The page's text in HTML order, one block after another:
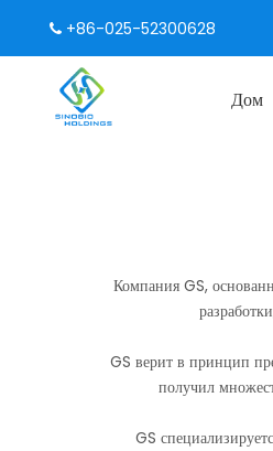
 +86-025-52300628
Дом
Компания GS,
GS верит в принцип
получил
GS